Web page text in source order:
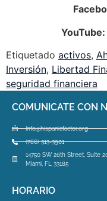
YouTube:
Etiquetado activos,
Inversión, Libertad
seguridad financiera
COMUNICATE CON
Info@hispanicfactor.org
(786) 313-3901
14750 SW 26th Street, Suite
Miami, FL 33185
HORARIO